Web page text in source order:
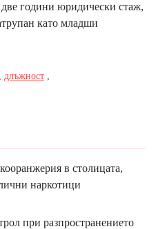
години юридически стаж,
като младши
, длъжност ,
в столицата,
наркотици
при разпространението